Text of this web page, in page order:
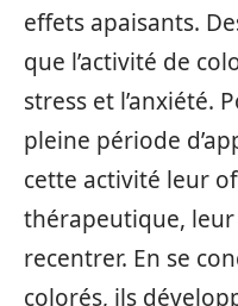
effets apaisants.
que l’activité de
stress et l’anxiété.
pleine période
cette activité leur
thérapeutique,
recentrer. En se
colorés, ils